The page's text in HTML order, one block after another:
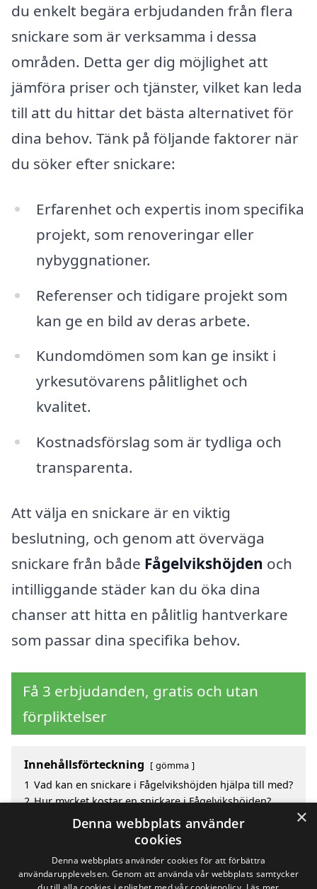
du enkelt begära erbjudanden från flera
snickare som är verksamma i dessa
områden. Detta ger dig möjlighet att
jämföra priser och tjänster, vilket kan leda
till att du hittar det bästa alternativet för
dina behov. Tänk på följande faktorer när
du söker efter snickare:
Erfarenhet och expertis inom specifika
projekt, som renoveringar eller
nybyggnationer.
Referenser och tidigare projekt som
kan ge en bild av deras arbete.
Kundomdömen som kan ge insikt i
yrkesutövarens pålitlighet och
kvalitet.
Kostnadsförslag som är tydliga och
transparenta.
Att välja en snickare är en viktig
beslutning, och genom att överväga
snickare från både Fågelvikshöjden och
intilliggande städer kan du öka dina
chanser att hitta en pålitlig hantverkare
som passar dina specifika behov.
Få 3 erbjudanden, gratis och utan
förpliktelser
Innehållsförteckning gömma
1 Vad kan en snickare i Fågelvikshöjden hjälpa till med?
2 Hur mycket kostar en snickare i Fågelvikshöjden?
Fördelar med att välja snickare i Fågelvikshöjden
Sök efter en skicklig snickare i de omgivande
städerna till Fågelvikshöjden
×
Denna webbplats använder
cookies
Denna webbplats använder cookies för att förbättra
användarupplevelsen. Genom att använda vår webbplats samtycker